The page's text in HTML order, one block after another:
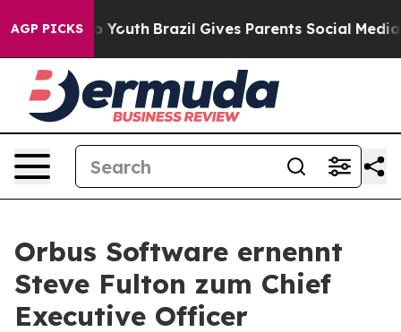
AGP PICKSto Youth Brazil Gives Parents Social Media
Orbus Software ernennt
Steve Fulton zum Chief
Executive Officer